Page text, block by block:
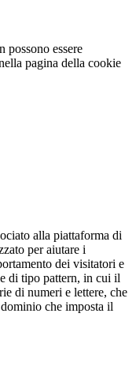
possono essere
pagina della cookie
alla piattaforma di
per aiutare i
dei visitatori e
di tipo pattern, in cui il
di numeri e lettere, che
che imposta il